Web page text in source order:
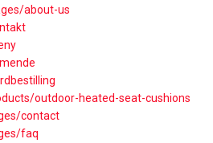
about-us
outdoor-heated-seat-cushions
contact
faq